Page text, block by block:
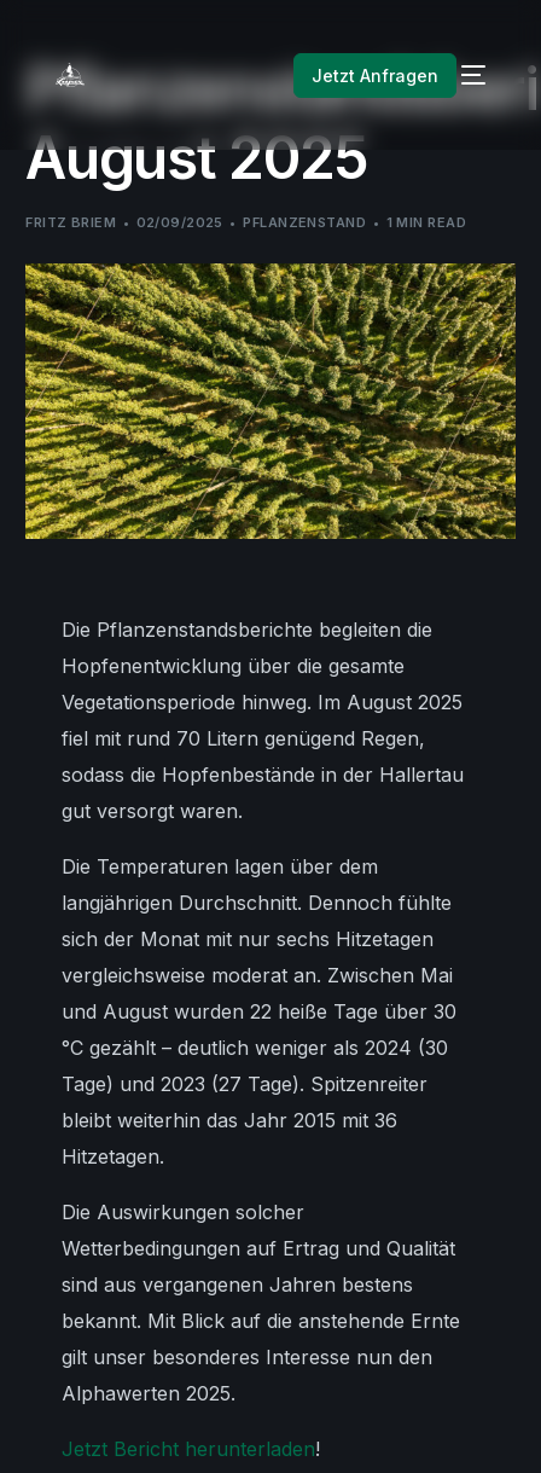
Jetzt Anfragen
August 2025
FRITZ BRIEM 02/09/2025 PFLANZENSTAND 1 MIN READ
Die Pflanzenstandsberichte begleiten die
Hopfenentwicklung über die gesamte
Vegetationsperiode hinweg. Im August 2025
fiel mit rund 70 Litern genügend Regen,
sodass die Hopfenbestände in der Hallertau
gut versorgt waren.
Die Temperaturen lagen über dem
langjährigen Durchschnitt. Dennoch fühlte
sich der Monat mit nur sechs Hitzetagen
vergleichsweise moderat an. Zwischen Mai
und August wurden 22 heiße Tage über 30
°C gezählt – deutlich weniger als 2024 (30
Tage) und 2023 (27 Tage). Spitzenreiter
bleibt weiterhin das Jahr 2015 mit 36
Hitzetagen.
Die Auswirkungen solcher
Wetterbedingungen auf Ertrag und Qualität
sind aus vergangenen Jahren bestens
bekannt. Mit Blick auf die anstehende Ernte
gilt unser besonderes Interesse nun den
Alphawerten 2025.
Jetzt Bericht herunterladen!